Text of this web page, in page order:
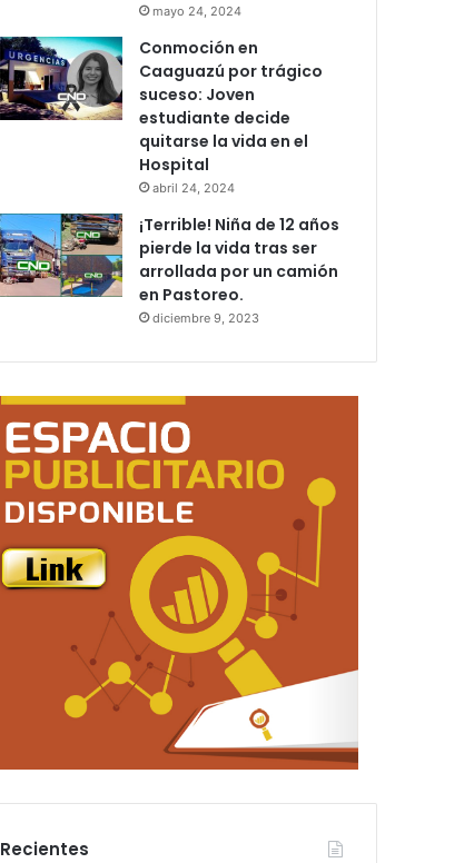
mayo 24, 2024
Conmoción en
Caaguazú por trágico
suceso: Joven
estudiante decide
quitarse la vida en el
Hospital
abril 24, 2024
¡Terrible! Niña de 12 años
pierde la vida tras ser
arrollada por un camión
en Pastoreo.
diciembre 9, 2023
Recientes